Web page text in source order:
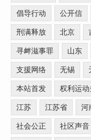
倡导行动 公开信
刑满释放 北京
寻衅滋事罪 山东
支援网络 无锡
本站首发 权利运动
江苏 江苏省 河
社会公正 社区声音